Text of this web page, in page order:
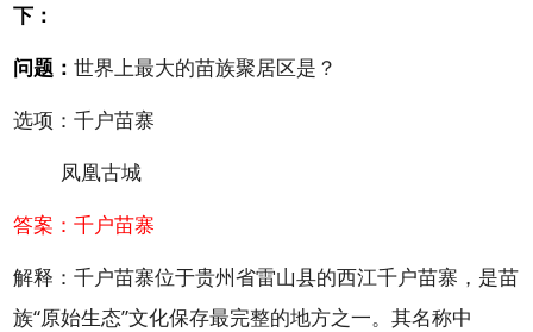
下：
问题：世界上最大的苗族聚居区是？
选项：千户苗寨
凤凰古城
答案：千户苗寨
解释：千户苗寨位于贵州省雷山县的西江千户苗寨，是苗
族“原始生态”文化保存最完整的地方之一。其名称中